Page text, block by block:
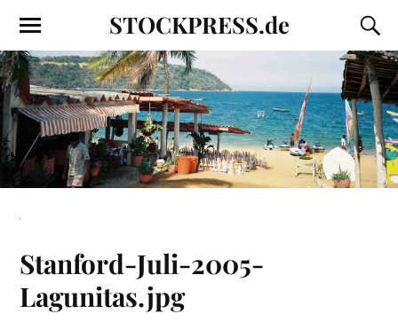
STOCKPRESS.de
Stanford-Juli-2005-
Lagunitas.jpg